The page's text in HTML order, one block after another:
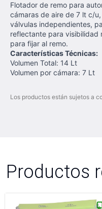
Flotador de remo para
cámaras de aire de 7 lt c/
válvulas independientes,
reflectante para visibilidad
para fijar al remo.
Características Técnicas:
Volumen Total: 14 Lt
Volumen por cámara: 7 Lt
Los productos están sujetos a
Productos